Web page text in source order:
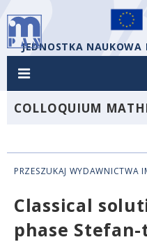
JEDNOSTKA NAUKOWA
COLLOQUIUM
PRZESZUKAJ WYDAWNICTWA
Classical
phase